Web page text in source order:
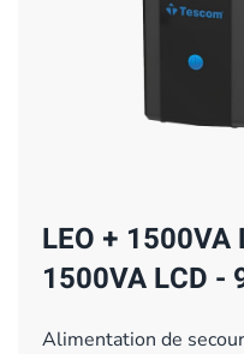
LEO + 1500VA
1500VA LCD -
Alimentation de